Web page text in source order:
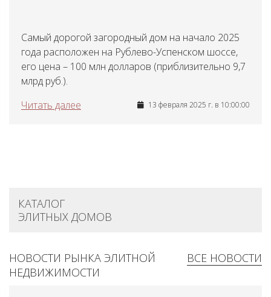
Самый дорогой загородный дом на начало 2025
года расположен на Рублево-Успенском шоссе,
его цена – 100 млн долларов (приблизительно 9,7
млрд руб.).
Читать далее
13 февраля 2025 г. в 10:00:00
КАТАЛОГ
ЭЛИТНЫХ ДОМОВ
ВСЕ НОВОСТИ
НОВОСТИ РЫНКА ЭЛИТНОЙ
НЕДВИЖИМОСТИ